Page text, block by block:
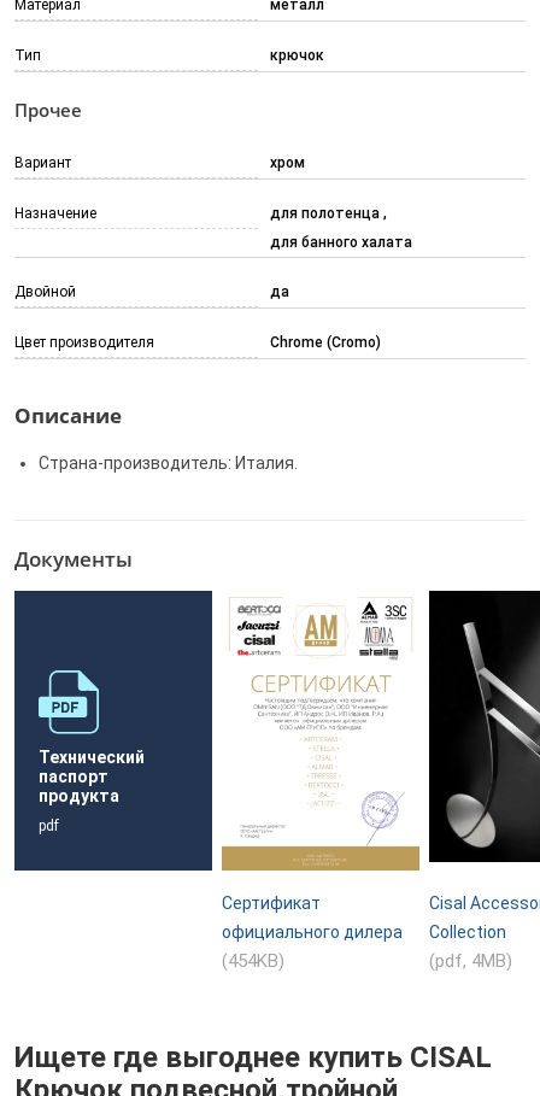
Материал металл
Тип крючок
Прочее
Вариант хром
Назначение
для полотенца
для банного халата
Двойной да
Цвет производителя Chrome (Cromo)
Описание
Страна-производитель: Италия.
Документы
Технический
паспорт
продукта
pdf
Сертификат
официального дилера
(454KB)
Cisal
Collection
(pdf, 4MB)
Ищете где выгоднее купить CISAL